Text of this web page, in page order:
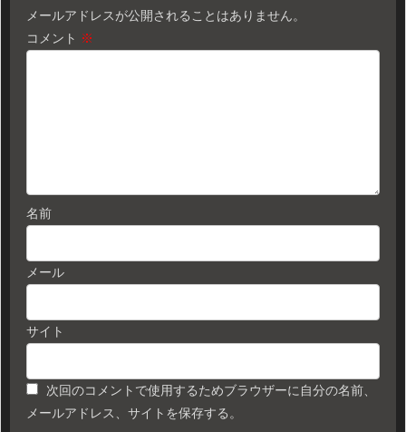
メールアドレスが公開されることはありません。
コメント ※
名前
メール
サイト
次回のコメントで使用するためブラウザーに自分の名前、
メールアドレス、サイトを保存する。